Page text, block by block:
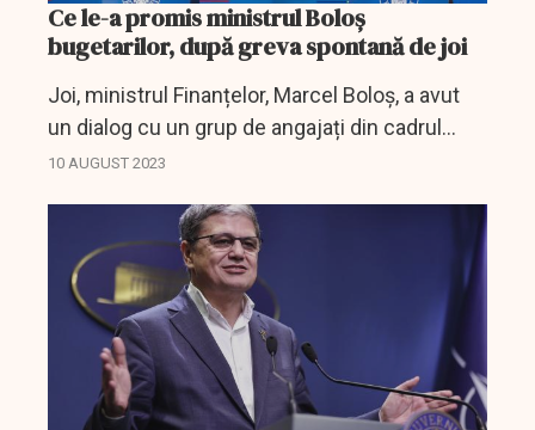
Ce le-a promis ministrul Boloş
bugetarilor, după greva spontană de joi
Joi, ministrul Finanțelor, Marcel Boloș, a avut
un dialog cu un grup de angajați din cadrul
ministerului, ca urmare a unui protest
10 AUGUST 2023